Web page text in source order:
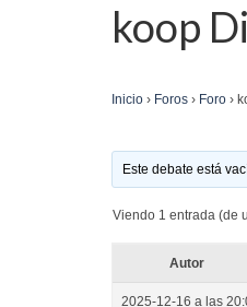
koop
Inicio › Foros › Foro ›
Este debate está
Viendo 1 entrada (de
Autor
2025-12-16 a las